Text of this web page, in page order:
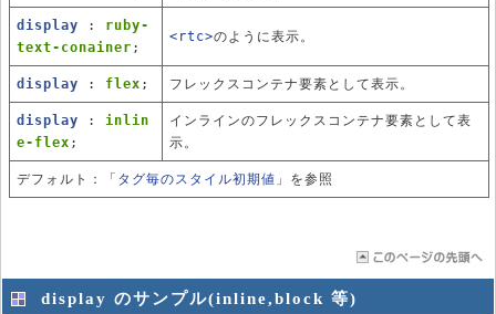
display : ruby-
text-conainer ;
<rtc>のように表示。
display : flex ; フレックスコンテナ要素として表示。
display : inlin
e-flex ;
インラインのフレックスコンテナ要素として表
示。
デフォルト：「 タグ毎のスタイル初期値 」を参照
display のサンプル(inline,block 等)